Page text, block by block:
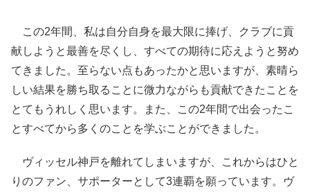
この2年間、私は自分自身を最大限に捧げ、クラブに貢
献しようと最善を尽くし、すべての期待に応えようと努め
てきました。至らない点もあったかと思いますが、素晴ら
しい結果を勝ち取ることに微力ながらも貢献できたことを
とてもうれしく思います。また、この2年間で出会ったこ
とすべてから多くのことを学ぶことができました。
ヴィッセル神戸を離れてしまいますが、これからはひと
りのファン、サポーターとして3連覇を願っています。ヴ